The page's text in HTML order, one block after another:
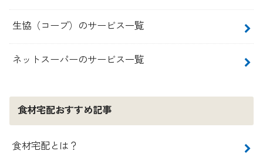
生協（コープ）のサービス一覧
ネットスーパーのサービス一覧
食材宅配おすすめ記事
食材宅配とは？